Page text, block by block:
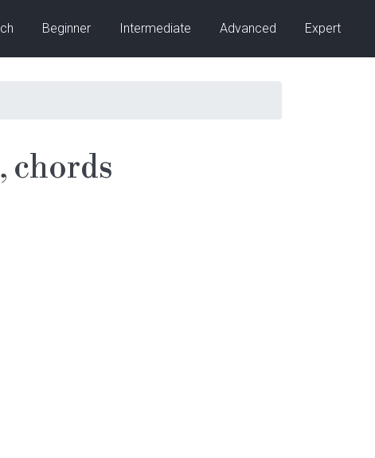
Beginner Intermediate Advanced Expert
chords